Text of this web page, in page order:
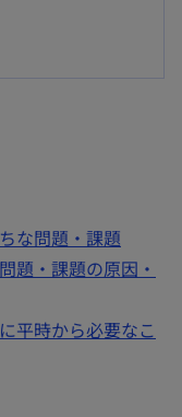
な問題・課題
題・課題の原因・
平時から必要なこ